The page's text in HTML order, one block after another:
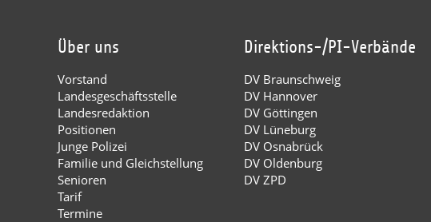
Über uns
Vorstand
Landesgeschäftsstelle
Landesredaktion
Positionen
Junge Polizei
Familie und Gleichstellung
Senioren
Tarif
Termine
Direktions-/PI-Verbände
DV Braunschweig
DV Hannover
DV Göttingen
DV Lüneburg
DV Osnabrück
DV Oldenburg
DV ZPD